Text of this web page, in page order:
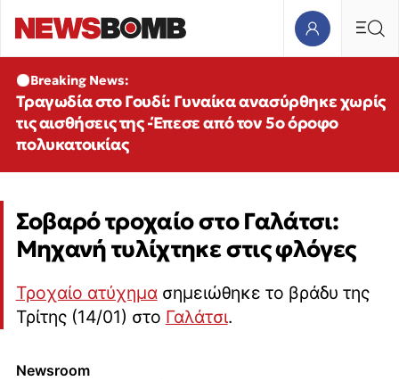
Breaking News:
Τραγωδία στο Γουδί: Γυναίκα ανασύρθηκε χωρίς
τις αισθήσεις της -Έπεσε από τον 5ο όροφο
πολυκατοικίας
Σοβαρό τροχαίο στο Γαλάτσι:
Μηχανή τυλίχτηκε στις φλόγες
Τροχαίο ατύχημασημειώθηκε το βράδυ της
Τρίτης (14/01) στο Γαλάτσι.
Newsroom